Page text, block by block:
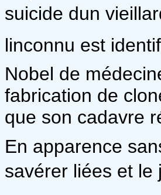
suicide dun
linconnu est
Nobel de
fabrication de
que son cadavre
En apparence
savérer liées et